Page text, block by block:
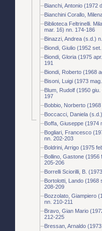
Bianchi, Antonio (1972
Bianchini Corallo,
Biblioteca Feltrinelli.
mar. 16) nn. 174-186
Binazzi, Andrea (s.d.)
Biondi, Giulio (1952
Biondi, Gloria (1975
191
Biondi, Roberto (1968
Bisoni, Luigi (1973
Blum, Rudolf (1950
197
Bobbio, Norberto
Boccacci, Daniela
Boffa, Giuseppe (1974
Bogliari, Francesco
nn. 202-203
Boldrini, Arrigo (1975
Bollino, Gastone (1956
205-206
Borrelli Sciorilli, B.
Bortolotti, Lando (1968
208-209
Bozzolato, Giampiero
nn. 210-211
Bravo, Gian Mario
212-225
Bressan, Arnaldo